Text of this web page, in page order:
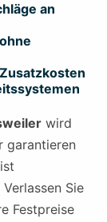
an
wird
garantieren
Sie
Festpreise